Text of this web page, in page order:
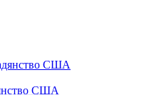
США